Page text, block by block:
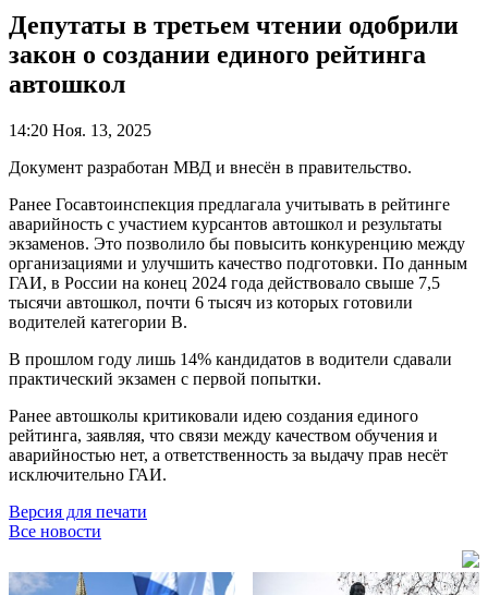
Депутаты в третьем чтении одобрили
закон о создании единого рейтинга
автошкол
14:20 Ноя. 13, 2025
Документ разработан МВД и внесён в правительство.
Ранее Госавтоинспекция предлагала учитывать в рейтинге
аварийность с участием курсантов автошкол и результаты
экзаменов. Это позволило бы повысить конкуренцию между
организациями и улучшить качество подготовки. По данным
ГАИ, в России на конец 2024 года действовало свыше 7,5
тысячи автошкол, почти 6 тысяч из которых готовили
водителей категории В.
В прошлом году лишь 14% кандидатов в водители сдавали
практический экзамен с первой попытки.
Ранее автошколы критиковали идею создания единого
рейтинга, заявляя, что связи между качеством обучения и
аварийностью нет, а ответственность за выдачу прав несёт
исключительно ГАИ.
Версия для печати
Все новости